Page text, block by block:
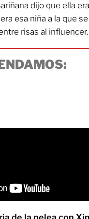
dijo que ella
esa niña a la que
risas al influencer.